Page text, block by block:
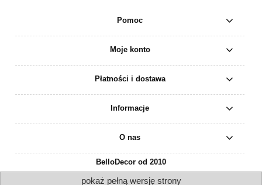
Pomoc
Moje konto
Płatności i dostawa
Informacje
O nas
BelloDecor od 2010
pokaż pełną wersję strony